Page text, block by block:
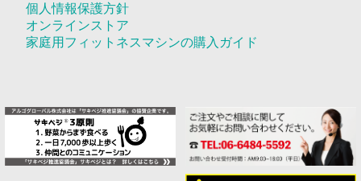
個人情報保護方針
オンラインストア
家庭用フィットネスマシンの購入ガイド